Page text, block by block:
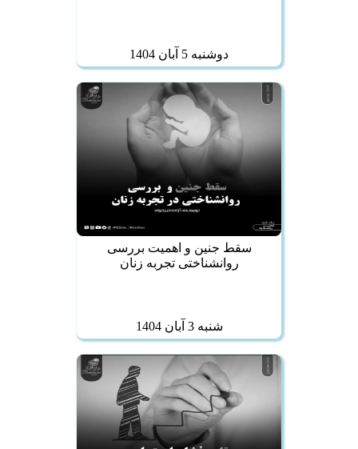
دوشنبه 5 آبان 1404
سقط جنین و اهمیت بررسی
روانشناختی تجربه زنان
شنبه 3 آبان 1404